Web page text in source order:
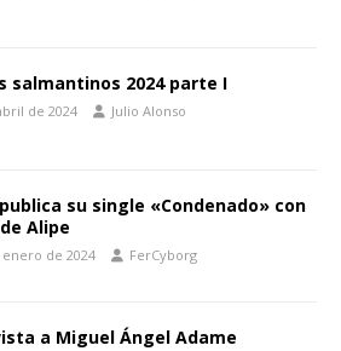
salmantinos 2024 parte I
de 2024 Julio Alonso
su single «Condenado» con
Alipe
enero de 2024 FerCyborg
a Miguel Ángel Adame